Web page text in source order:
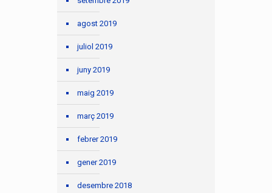
agost 2019
juliol 2019
juny 2019
maig 2019
març 2019
febrer 2019
gener 2019
desembre 2018